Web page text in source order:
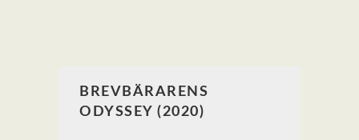
BREVBÄRARENS
ODYSSEY (2020)